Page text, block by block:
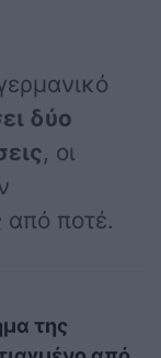
δύο
, οι
από ποτέ.
της